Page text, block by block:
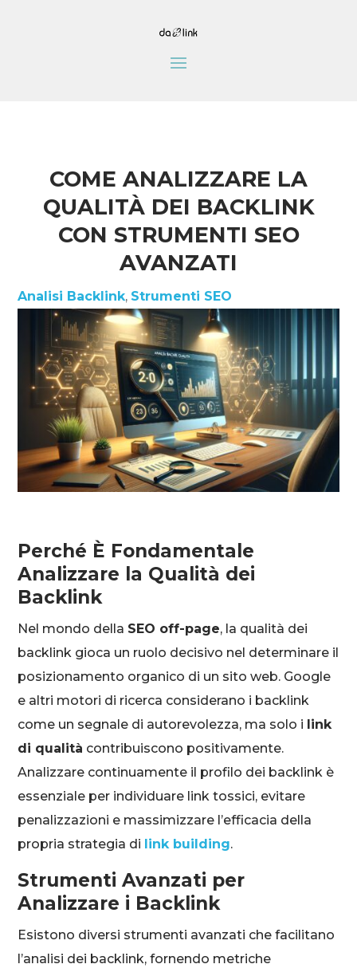
COME ANALIZZARE LA
QUALITÀ DEI BACKLINK
CON STRUMENTI SEO
AVANZATI
Analisi Backlink, Strumenti SEO
Perché È Fondamentale
Analizzare la Qualità dei
Backlink
Nel mondo della SEO off-page, la qualità dei
backlink gioca un ruolo decisivo nel determinare il
posizionamento organico di un sito web. Google
e altri motori di ricerca considerano i backlink
come un segnale di autorevolezza, ma solo i link
di qualità contribuiscono positivamente.
Analizzare continuamente il profilo dei backlink è
essenziale per individuare link tossici, evitare
penalizzazioni e massimizzare l’efficacia della
propria strategia di link building.
Strumenti Avanzati per
Analizzare i Backlink
Esistono diversi strumenti avanzati che facilitano
l’analisi dei backlink, fornendo metriche